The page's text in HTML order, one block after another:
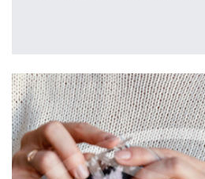
após semanas de tensão